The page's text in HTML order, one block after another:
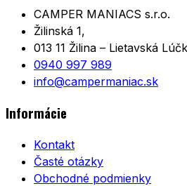
CAMPER MANIACS s.r.o.
Žilinská 1,
013 11 Žilina – Lietavská
0940 997 989
info@campermaniac.sk
Informácie
Kontakt
Časté otázky
Obchodné podmienky